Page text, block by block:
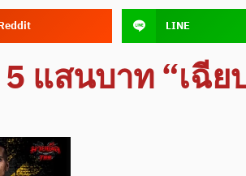
LINE
แสนบาท “เฉีย